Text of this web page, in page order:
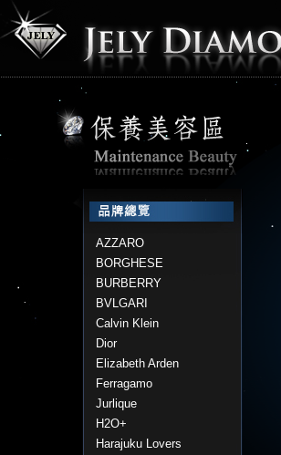
AZZARO
BORGHESE
BURBERRY
BVLGARI
Calvin Klein
Dior
Elizabeth Arden
Ferragamo
Jurlique
H2O+
Harajuku Lovers